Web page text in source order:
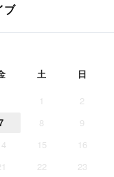
ブ
土 日
1
2
8
9
15
16
22
23